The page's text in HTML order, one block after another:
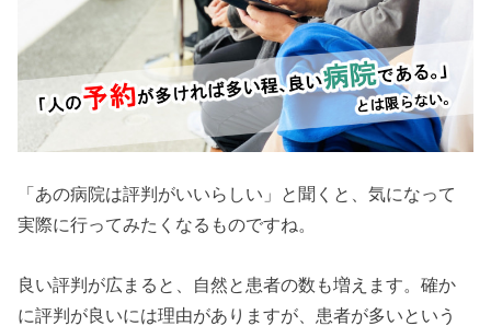
「あの病院は評判がいいらしい」と聞くと、気になって
実際に行ってみたくなるものですね。
良い評判が広まると、自然と患者の数も増えます。確か
に評判が良いには理由がありますが、患者が多いという